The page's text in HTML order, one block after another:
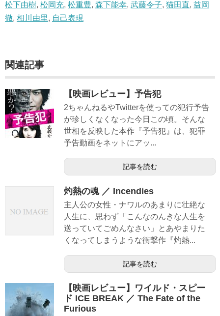
松下由樹, 松岡充, 松重豊, 森下能幸, 武藤令子, 猫田直, 益岡
徹, 相川由里, 自己表現
関連記事
【映画レビュー】予告犯
2ちゃんねるやTwitterを使っての犯行予告
が珍しくなくなった今日この頃。そんな
世相を反映した本作『予告犯』は、犯罪
予告動画をネットにアッ...
記事を読む
灼熱の魂 ／ Incendies
主人公の女性・ナワルのあまりに壮絶な
人生に、思わず「こんなのんきな人生を
送っていてごめんなさい」とあやまりた
くなってしまうような衝撃作『灼熱...
記事を読む
【映画レビュー】ワイルド・スピー
ド ICE BREAK ／ The Fate of the
Furious